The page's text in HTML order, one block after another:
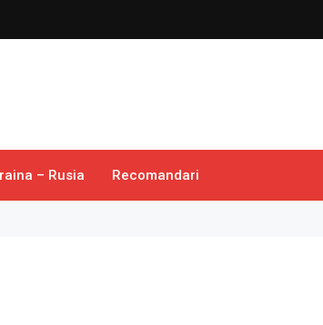
– Rusia Recomandari